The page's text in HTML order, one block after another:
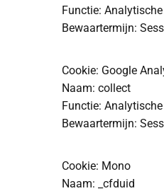
Functie:
Bewaartermijn:
Cookie: Google
Naam: collect
Functie:
Bewaartermijn:
Cookie: Mono
Naam: _cfduid